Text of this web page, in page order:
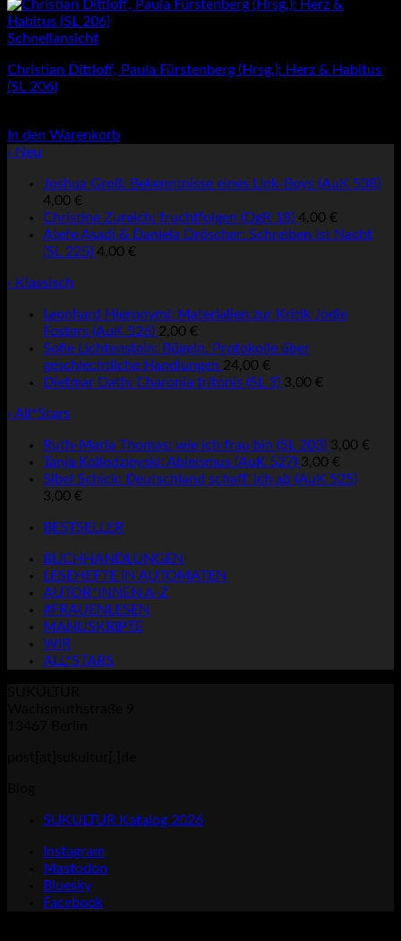
Schnellansicht
Christian Dittloff, Paula Fürstenberg (Hrsg.): Herz & Habitus
(SL 206)
In den Warenkorb
› Neu
Joshua Groß: Bekenntnisse eines Link-Boys (AuK 538)
4,00 €
Christine Zureich: fruchtfolgen (DgR 18) 4,00 €
Atefe Asadi & Daniela Dröscher: Schreiben ist Nacht
(SL 225) 4,00 €
› Klassisch
Leonhard Hieronymi: Materialien zur Kritik Jodie
Fosters (AuK 526) 2,00 €
Sofie Lichtenstein: Bügeln. Protokolle über
geschlechtliche Handlungen 24,00 €
Dietmar Dath: Charonia tritonis (SL 3) 3,00 €
› All*Stars
Ruth-Maria Thomas: wie ich frau bin (SL 203) 3,00 €
Tanja Kollodzieyski: Ableismus (AuK 527) 3,00 €
Sibel Schick: Deutschland schaff' ich ab (AuK 525)
3,00 €
BESTSELLER
BUCHHANDLUNGEN
LESEHEFTE IN AUTOMATEN
AUTOR*INNEN A-Z
#FRAUENLESEN
MANUSKRIPTE
WIR
ALL*STARS
SUKULTUR Katalog 2026
Instagram
Mastodon
Bluesky
Facebook